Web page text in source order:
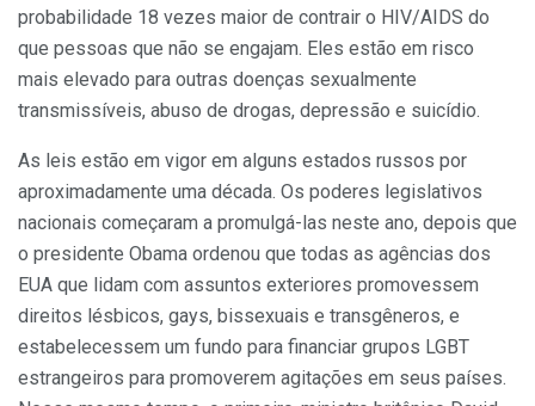
probabilidade 18 vezes maior de contrair o HIV/AIDS do
que pessoas que não se engajam. Eles estão em risco
mais elevado para outras doenças sexualmente
transmissíveis, abuso de drogas, depressão e suicídio.
As leis estão em vigor em alguns estados russos por
aproximadamente uma década. Os poderes legislativos
nacionais começaram a promulgá-las neste ano, depois que
o presidente Obama ordenou que todas as agências dos
EUA que lidam com assuntos exteriores promovessem
direitos lésbicos, gays, bissexuais e transgêneros, e
estabelecessem um fundo para financiar grupos LGBT
estrangeiros para promoverem agitações em seus países.